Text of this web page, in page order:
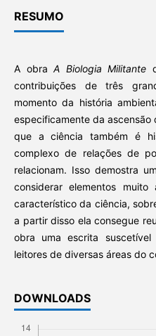
RESUMO
A obraA Biologia Militante
contribuições de três
momento da história
especificamente da ascensão
que a ciência também é
complexo de relações de
relacionam. Isso demostra
considerar elementos
característico da ciência,
a partir disso ela consegue
obra uma escrita
leitores de diversas áreas do
DOWNLOADS